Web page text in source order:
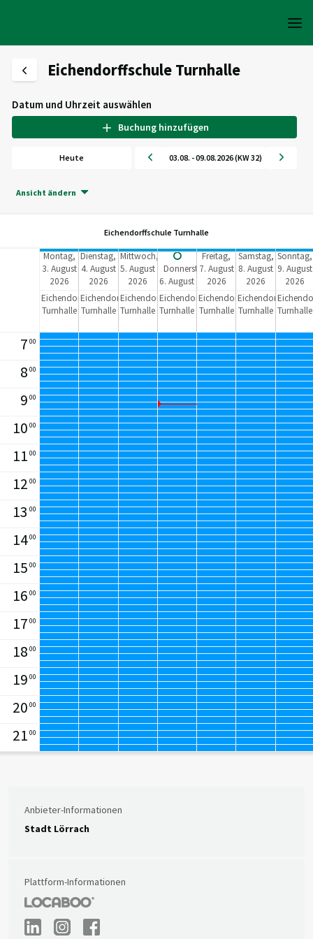
Eichendorffschule Turnhalle
Datum und Uhrzeit auswählen
Buchung hinzufügen
Heute 03.08. - 09.08.2026 (KW 32)
Ansicht ändern
Eichendorffschule Turnhalle
Montag,
3. August
2026
Dienstag,
4. August
2026
Mittwoch,
5. August
2026
Donnerstag,
6. August
2026
Freitag,
7. August
2026
Samstag,
8. August
2026
Sonntag,
9. August
2026
Eichendorffschule
Turnhalle
Eichendorffschule
Turnhalle
Eichendorffschule
Turnhalle
Eichendorffschule
Turnhalle
Eichendorffschule
Turnhalle
Eichendorffschule
Turnhalle Turnhalle
7 00
8 00
9 00
10 00
11 00
12 00
13 00
1400
15 00
16 00
17 00
18 00
19 00
20 00
21 00
Anbieter-Informationen
Stadt Lörrach
Plattform-Informationen